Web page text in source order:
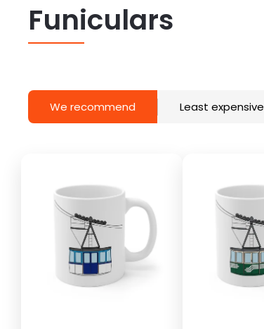
Funiculars
We recommend Least expensive